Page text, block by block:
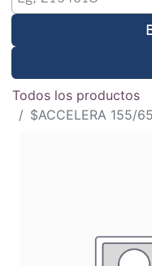
Todos los productos
$ACCELERA 155/